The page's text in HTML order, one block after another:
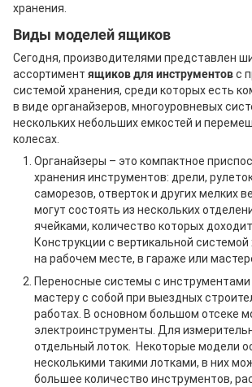
хранения.
Виды моделей ящиков
Сегодня, производителями представлен
ассортимент ящиков для инструментовс
системой хранения, среди которых есть
в виде органайзеров, многоуровневых
нескольких небольших емкостей и
колесах.
Органайзеры – это компактное
хранения инструментов: дрели,
саморезов, отверток и других мелких
могут состоять из нескольких
ячейками, количество которых доходит
Конструкции с вертикальной
на рабочем месте, в гараже или
Переносные системы с инструментами
мастеру с собой при выездных
работах. В основном большом отсеке
электроинструменты. Для
отдельный лоток. Некоторые модели
несколькими такими лотками, в них
большее количество инструментов,